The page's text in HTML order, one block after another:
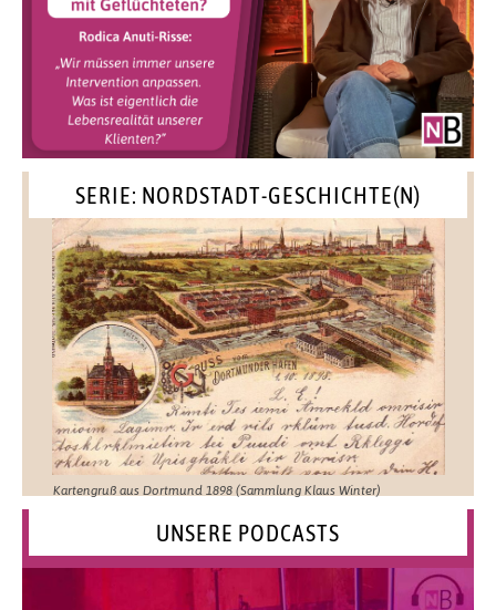
SERIE: NORDSTADT-GESCHICHTE(N)
Kartengruß aus Dortmund 1898 (Sammlung Klaus Winter)
UNSERE PODCASTS